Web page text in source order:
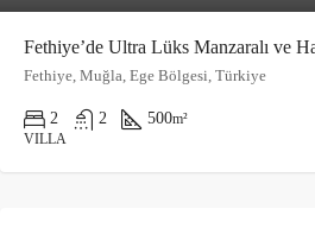
Fethiye’de Ultra Lüks Manzaralı ve
Fethiye, Muğla, Ege Bölgesi, Türkiye
2 2 500m²
VILLA